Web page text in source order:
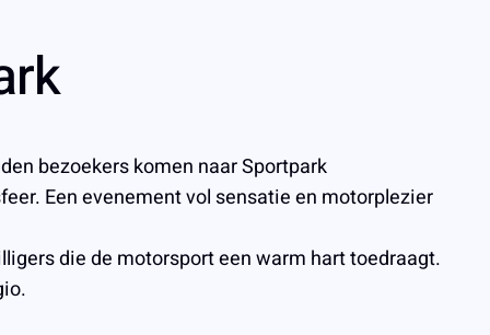
bezoekers komen naar Sportpark
Een evenement vol sensatie en motorplezier
die de motorsport een warm hart toedraagt.